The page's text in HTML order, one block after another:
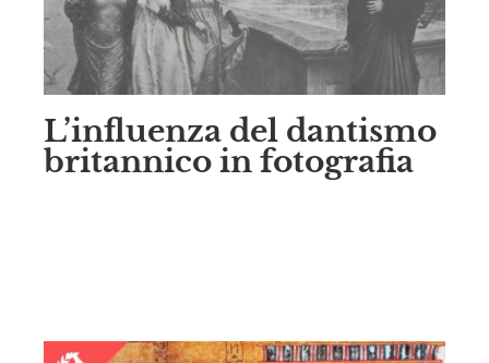
L’influenza del dantismo
britannico in fotografia